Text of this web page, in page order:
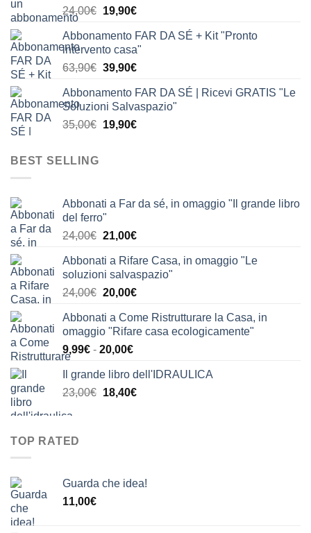
24,00€.19,90€.
24,00€ Il
originale
era:
24,00€.
19,90€Il
attuale
è:
19,90€.
Abbonamento FAR DA SÉ + Kit "Pronto
intervento casa"
63,90€ Il
originale
era:
63,90€.
39,90€Il
attuale
è:
39,90€.
Abbonamento FAR DA SÉ | Ricevi GRATIS "Le
Soluzioni Salvaspazio"
35,00€ Il
19,90€Il
BEST SELLING
Abbonati a Far da sé, in omaggio "Il grande libro
del ferro"
24,00€ Il
originale
era:
24,00€.
21,00€Il
attuale
è:
21,00€.
Abbonati a Rifare Casa, in omaggio "Le
soluzioni salvaspazio"
24,00€ Il
originale
era:
24,00€.
20,00€Il
attuale
è:
Abbonati a Come Ristrutturare la Casa, in
omaggio "Rifare casa ecologicamente"
9,99€ - 20,00€Fascia
prezzo:
da
Il grande libro dell'IDRAULICA
23,00€ Il
18,40€Il
TOP RATED
Guarda che idea!
11,00€